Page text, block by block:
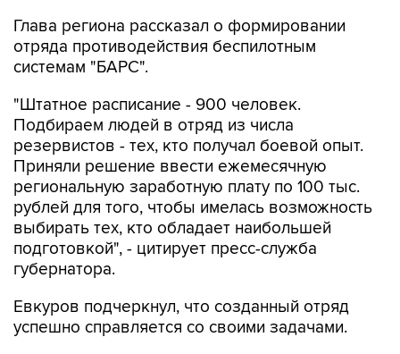
Глава региона рассказал о формировании
отряда противодействия беспилотным
системам "БАРС".
"Штатное расписание - 900 человек.
Подбираем людей в отряд из числа
резервистов - тех, кто получал боевой опыт.
Приняли решение ввести ежемесячную
региональную заработную плату по 100 тыс.
рублей для того, чтобы имелась возможность
выбирать тех, кто обладает наибольшей
подготовкой", - цитирует пресс-служба
губернатора.
Евкуров подчеркнул, что созданный отряд
успешно справляется со своими задачами.